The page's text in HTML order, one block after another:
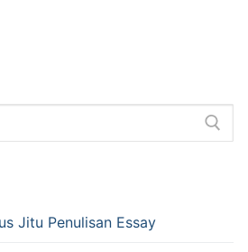
Jitu Penulisan Essay